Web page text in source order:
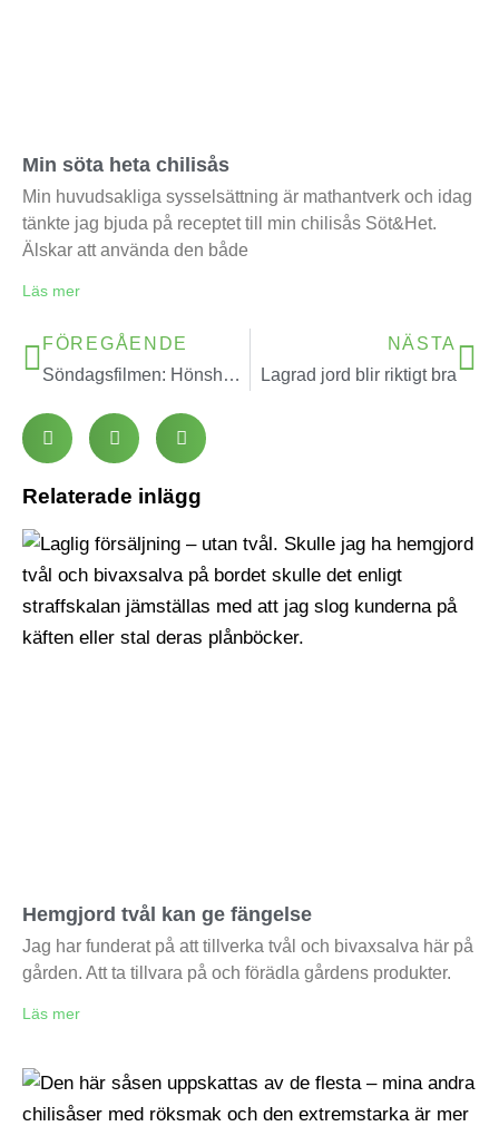
Min söta heta chilisås
Min huvudsakliga sysselsättning är mathantverk och idag
tänkte jag bjuda på receptet till min chilisås Söt&Het.
Älskar att använda den både
Läs mer
FÖREGÅENDE
Söndagsfilmen: Hönshuset rivet
NÄSTA
Lagrad jord blir riktigt bra
Relaterade inlägg
Hemgjord tvål kan ge fängelse
Jag har funderat på att tillverka tvål och bivaxsalva här på
gården. Att ta tillvara på och förädla gårdens produkter.
Läs mer